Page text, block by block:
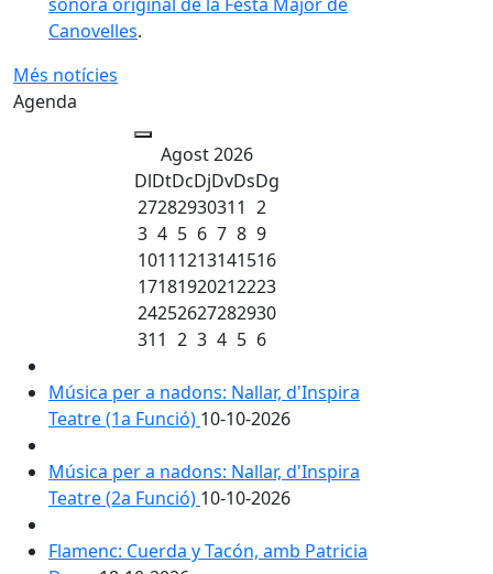
Canovelles.
Més notícies
Agenda
Agost 2026
DlDtDcDjDvDsDg
27282930311 2
3 4 5 6 7 8 9
10111213141516
17181920212223
24252627282930
311 2 3 4 5 6
Música per a nadons: Nallar, d'Inspira
Teatre (1a Funció) 10-10-2026
Música per a nadons: Nallar, d'Inspira
Teatre (2a Funció) 10-10-2026
Flamenc: Cuerda y Tacón, amb Patricia